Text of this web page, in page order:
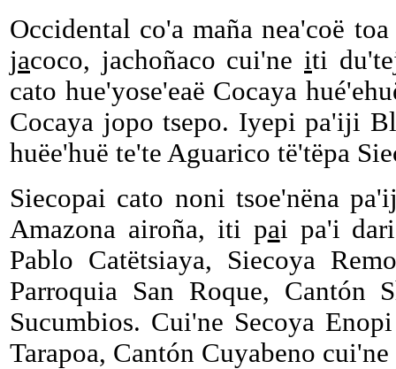
Occidental co'a maña nea'coë
jacoco, jachoñaco cui'ne iti
cato hue'yose'eaë Cocaya
Cocaya jopo tsepo. Iyepi pa'iji
huëe'huë te'te Aguarico të'tëpa
Siecopai cato noni tsoe'nëna
Amazona airoña, iti pai pa'i dari
Pablo Catëtsiaya, Siecoya
Parroquia San Roque, Cantón
Sucumbios. Cui'ne Secoya
Tarapoa, Cantón Cuyabeno